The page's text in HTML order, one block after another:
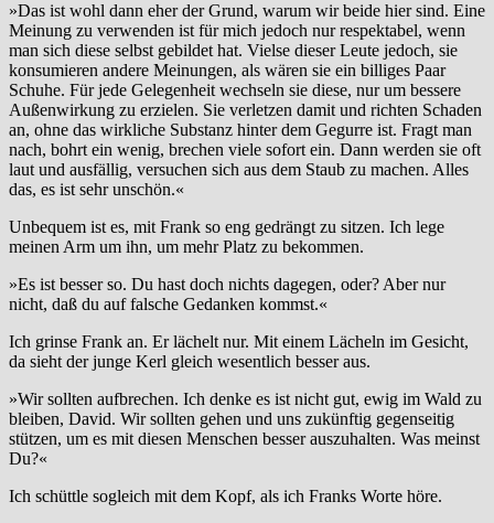
»Das ist wohl dann eher der Grund, warum wir beide hier sind. Eine
Meinung zu verwenden ist für mich jedoch nur respektabel, wenn
man sich diese selbst gebildet hat. Vielse dieser Leute jedoch, sie
konsumieren andere Meinungen, als wären sie ein billiges Paar
Schuhe. Für jede Gelegenheit wechseln sie diese, nur um bessere
Außenwirkung zu erzielen. Sie verletzen damit und richten Schaden
an, ohne das wirkliche Substanz hinter dem Gegurre ist. Fragt man
nach, bohrt ein wenig, brechen viele sofort ein. Dann werden sie oft
laut und ausfällig, versuchen sich aus dem Staub zu machen. Alles
das, es ist sehr unschön.«
Unbequem ist es, mit Frank so eng gedrängt zu sitzen. Ich lege
meinen Arm um ihn, um mehr Platz zu bekommen.
»Es ist besser so. Du hast doch nichts dagegen, oder? Aber nur
nicht, daß du auf falsche Gedanken kommst.«
Ich grinse Frank an. Er lächelt nur. Mit einem Lächeln im Gesicht,
da sieht der junge Kerl gleich wesentlich besser aus.
»Wir sollten aufbrechen. Ich denke es ist nicht gut, ewig im Wald zu
bleiben, David. Wir sollten gehen und uns zukünftig gegenseitig
stützen, um es mit diesen Menschen besser auszuhalten. Was meinst
Du?«
Ich schüttle sogleich mit dem Kopf, als ich Franks Worte höre.